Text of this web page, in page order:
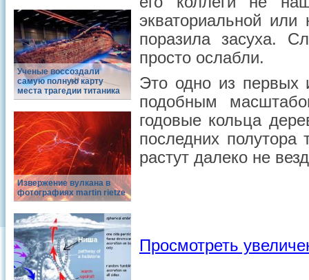
Ученые воссоздали
самую полную карту
места трагедии титаника
Извержение вулкана в
фотографиях martin rietze
экваториальной
поразила засуха.
просто ослабли.
Это одно из первых
подобным
годовые кольца
последних
растут далеко не
Просмотреть